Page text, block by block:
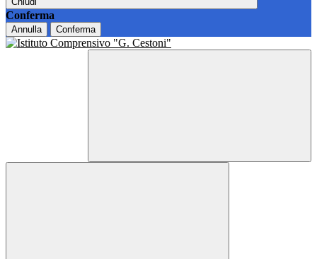
Conferma
Annulla Conferma